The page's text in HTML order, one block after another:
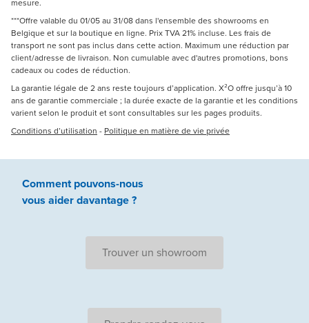
mesure.
***Offre valable du 01/05 au 31/08 dans l'ensemble des showrooms en
Belgique et sur la boutique en ligne. Prix TVA 21% incluse. Les frais de
transport ne sont pas inclus dans cette action. Maximum une réduction par
client/adresse de livraison. Non cumulable avec d'autres promotions, bons
cadeaux ou codes de réduction.
La garantie légale de 2 ans reste toujours d’application. X²O offre jusqu’à 10
ans de garantie commerciale ; la durée exacte de la garantie et les conditions
varient selon le produit et sont consultables sur les pages produits.
Conditions d’utilisation - Politique en matière de vie privée
Comment pouvons-nous
vous aiderdavantage ?
Trouver un showroom